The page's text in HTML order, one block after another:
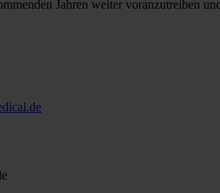
Jahren weiter voranzutreiben